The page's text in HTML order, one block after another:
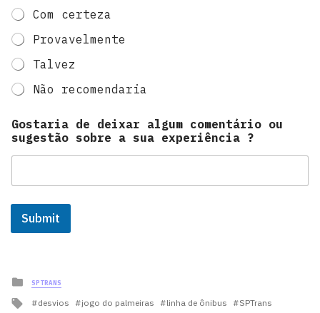
Com certeza
Provavelmente
Talvez
Não recomendaria
Gostaria de deixar algum comentário ou
sugestão sobre a sua experiência ?
Submit
Posted
in
SPTRANS
Tagged
desvios jogo do palmeiras linha de ônibus
SPTrans